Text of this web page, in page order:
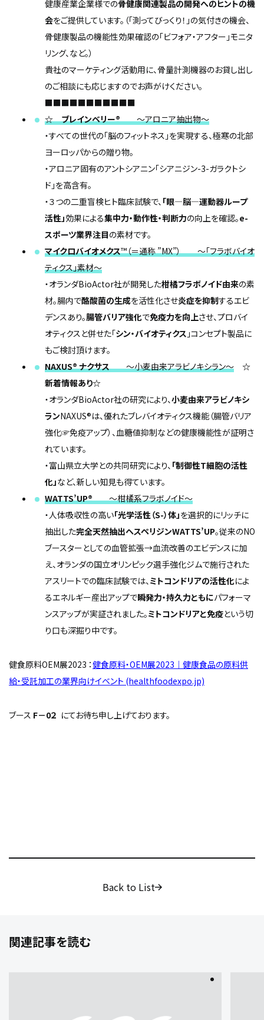
健康産業企業様での骨健康関連製品の開発へのヒントの機
会をご提供しています。（「測ってびっくり！」の気付きの機会、
骨健康製品の機能性効果確認の「ビフォア・アフター」モニタ
リング、など。）
貴社のマーケティング活動用に、骨量計測機器のお貸し出し
のご相談にも応じますのでお声がけください。
■■■■■■■■■■■
☆ ブレインベリー®～アロニア抽出物～
・すべての世代の「脳のフィットネス」を実現する、極寒の北部
ヨーロッパからの贈り物。
・アロニア固有のアントシアニン「シアニジン-3-ガラクトシ
ド」を高含有。
・３つの二重盲検ヒト臨床試験で、 「眼―脳―運動器ループ
活性」効果による集中力・動作性・判断力の向上を確認。e-
スポーツ業界注目の素材です。
マイクロバイオメクス™（＝通称”MX”）
～「フラボバイオ
ティクス」素材～
・オランダBioActor社が開発した柑橘フラボノイド由来の素
材。腸内で酪酸菌の生成を活性化させ炎症を抑制するエビ
デンスあり。腸管バリア強化で免疫力を向上させ、プロバイ
オティクスと併せた「シン・バイオティクス 」コンセプト製品に
もご検討頂けます。
NAXUS®ナクサス ～小麦由来アラビノキシラン～
☆
新着情報あり☆
・オランダBioActor社の研究により、小麦由来アラビノキシ
ランNAXUS®は、優れたブレバイオティクス機能（腸管バリア
強化☞免疫アップ）、血糖値抑制などの健康機能性が証明さ
れています。
・富山県立大学との共同研究により、 「制御性T細胞の活性
化」など、新しい知見も得ています。
WATTS’UP®～柑橘系フラボノイド～
・人体吸収性の高い「光学活性（S-）体」を選択的にリッチに
抽出した完全天然抽出ヘスペリジンWATTS’UP。従来のNO
ブースターとしての血管拡張→血流改善のエビデンスに加
え、オランダの国立オリンピック選手強化ジムで施行された
アスリートでの臨床試験では、ミトコンドリアの活性化によ
るエネルギー産出アップで瞬発力・持久力ともにパフォーマ
ンスアップが実証されました。ミトコンドリアと免疫という切
り口も深掘り中です。
健食原料OEM展2023 ：健食原料・OEM展2023｜健康食品の原料供
給・受託加工の業界向けイベント (healthfoodexpo.jp)
ブース F－0２ にてお待ち申し上げております。
Back to List
関連記事を読む